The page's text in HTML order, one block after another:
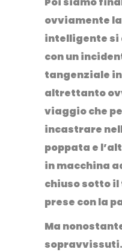
ovviamente
intelligente si
con un
tangenziale
altrettanto
viaggio che
incastrare
poppata e
in macchina
chiuso sotto
prese con la
Ma
sopravvissuti.